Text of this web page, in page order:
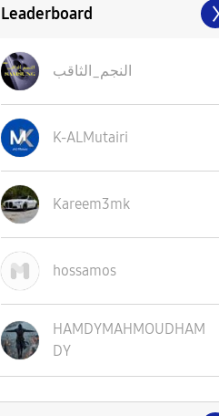
Leaderboard
النجم_الثاقب
K-ALMutairi
Kareem3mk
hossamos
HAMDYMAHMOUDHAM
DY